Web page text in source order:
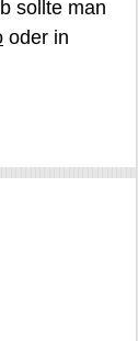
sollte man
oder in